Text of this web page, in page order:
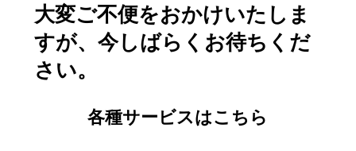
大変ご不便をおかけいたしま
すが、今しばらくお待ちくだ
さい。
各種サービスはこちら